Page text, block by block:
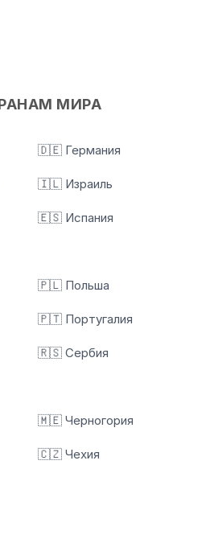
МИРА
🇩🇪 Германия
🇮🇱 Израиль
🇪🇸 Испания
🇵🇱 Польша
🇵🇹 Португалия
🇷🇸 Сербия
🇲🇪 Черногория
🇨🇿 Чехия